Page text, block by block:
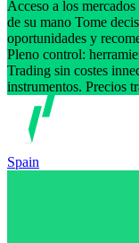
Acceso a los
de su mano Tome
oportunidades y
Pleno control:
Trading sin costes
instrumentos. Precios
Spain